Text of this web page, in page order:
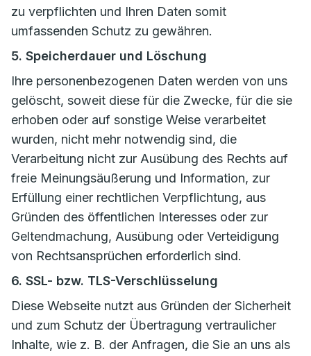
zu verpflichten und Ihren Daten somit
umfassenden Schutz zu gewähren.
5. Speicherdauer und Löschung
Ihre personenbezogenen Daten werden von uns
gelöscht, soweit diese für die Zwecke, für die sie
erhoben oder auf sonstige Weise verarbeitet
wurden, nicht mehr notwendig sind, die
Verarbeitung nicht zur Ausübung des Rechts auf
freie Meinungsäußerung und Information, zur
Erfüllung einer rechtlichen Verpflichtung, aus
Gründen des öffentlichen Interesses oder zur
Geltendmachung, Ausübung oder Verteidigung
von Rechtsansprüchen erforderlich sind.
6. SSL- bzw. TLS-Verschlüsselung
Diese Webseite nutzt aus Gründen der Sicherheit
und zum Schutz der Übertragung vertraulicher
Inhalte, wie z. B. der Anfragen, die Sie an uns als